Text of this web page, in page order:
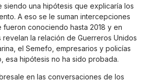
siendo una hipótesis que explicaría los
A eso se le suman intercepciones
fueron conociendo hasta 2018 y en
revelan la relación de Guerreros Unidos
el Semefo, empresarios y policías
esa hipótesis no ha sido probada.
en las conversaciones de los